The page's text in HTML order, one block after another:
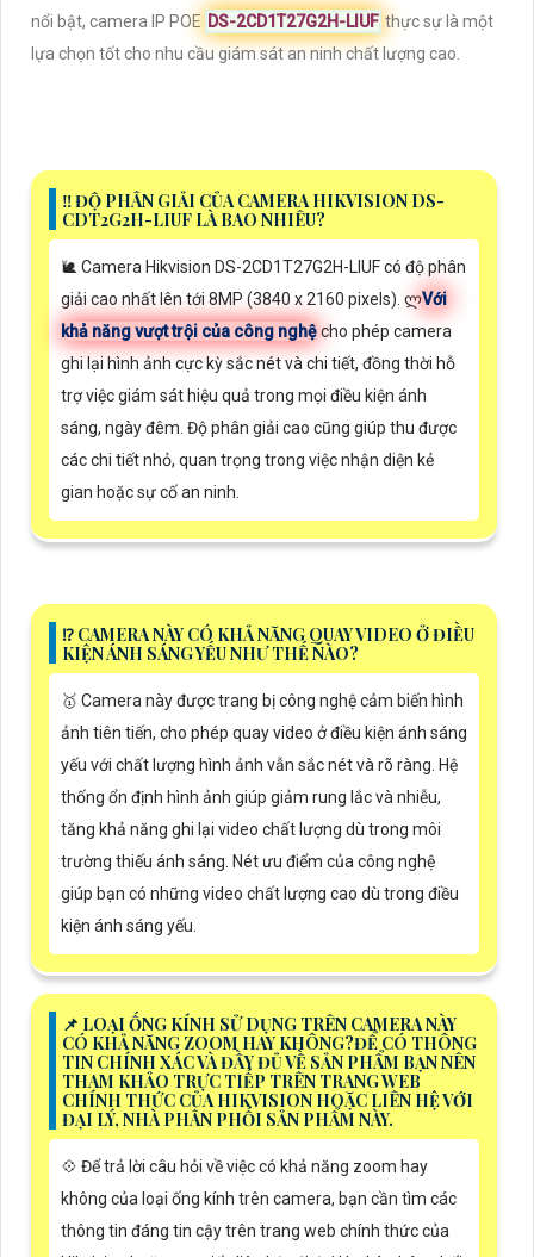
nổi bật, camera IP POE DS-2CD1T27G2H-LIUF thực sự là một
lựa chọn tốt cho nhu cầu giám sát an ninh chất lượng cao.
‼️ ĐỘ PHÂN GIẢI CỦA CAMERA HIKVISION DS-
CDT2G2H-LIUF LÀ BAO NHIÊU?
🐌 Camera Hikvision DS-2CD1T27G2H-LIUF có độ phân
giải cao nhất lên tới 8MP (3840 x 2160 pixels). ლVới
khả năng vượt trội của công nghệcho phép camera
ghi lại hình ảnh cực kỳ sắc nét và chi tiết, đồng thời hỗ
trợ việc giám sát hiệu quả trong mọi điều kiện ánh
sáng, ngày đêm. Độ phân giải cao cũng giúp thu được
các chi tiết nhỏ, quan trọng trong việc nhận diện kẻ
gian hoặc sự cố an ninh.
⁉️ CAMERA NÀY CÓ KHẢ NĂNG QUAY VIDEO Ở ĐIỀU
KIỆN ÁNH SÁNG YẾU NHƯ THẾ NÀO?
🥇 Camera này được trang bị công nghệ cảm biến hình
ảnh tiên tiến, cho phép quay video ở điều kiện ánh sáng
yếu với chất lượng hình ảnh vẫn sắc nét và rõ ràng. Hệ
thống ổn định hình ảnh giúp giảm rung lắc và nhiễu,
tăng khả năng ghi lại video chất lượng dù trong môi
trường thiếu ánh sáng. Nét ưu điểm của công nghệ
giúp bạn có những video chất lượng cao dù trong điều
kiện ánh sáng yếu.
📌 LOẠI ỐNG KÍNH SỬ DỤNG TRÊN CAMERA NÀY
CÓ KHẢ NĂNG ZOOM HAY KHÔNG?ĐỂ CÓ THÔNG
TIN CHÍNH XÁC VÀ ĐẦY ĐỦ VỀ SẢN PHẨM BẠN NÊN
THAM KHẢO TRỰC TIẾP TRÊN TRANG WEB
CHÍNH THỨC CỦA HIKVISION HOẶC LIÊN HỆ VỚI
ĐẠI LÝ, NHÀ PHÂN PHỐI SẢN PHẨM NÀY.
💠 Để trả lời câu hỏi về việc có khả năng zoom hay
không của loại ống kính trên camera, bạn cần tìm các
thông tin đáng tin cậy trên trang web chính thức của